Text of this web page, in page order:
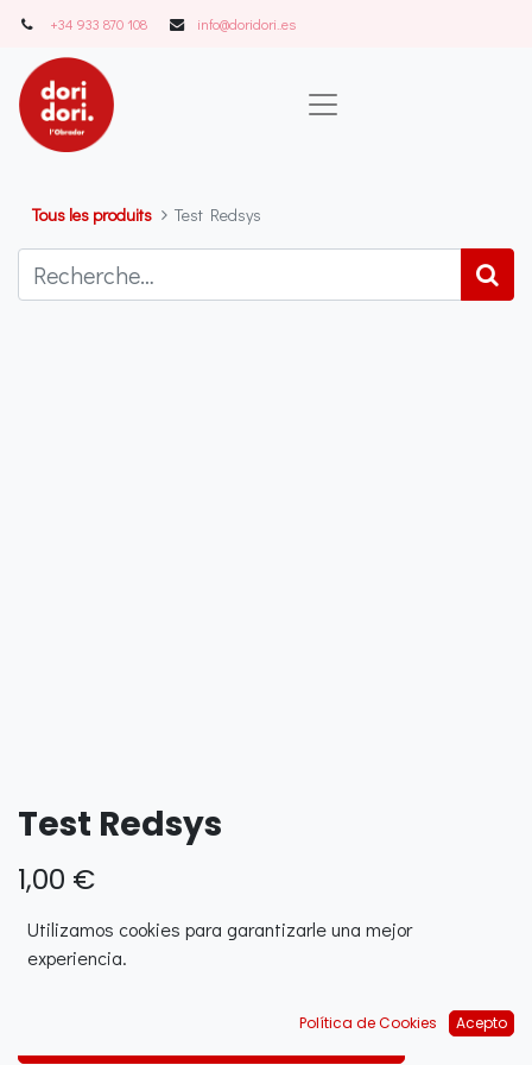
+34 933 870 108 info@doridori..es
Tous les produits Test Redsys
Test Redsys
1,00 €
AJOUTER AU PANIER
Utilizamos cookies para garantizarle una mejor
experiencia.
Política de Cookies Acepto